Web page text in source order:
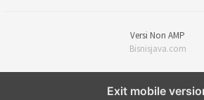
Versi Non AMP
Bisnisjava.com
Exit mobile